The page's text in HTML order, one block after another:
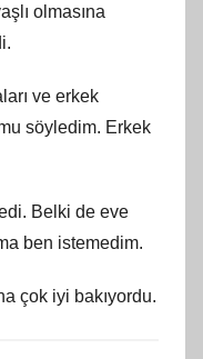
olmasına
ve erkek
söyledim. Erkek
Belki de eve
ben istemedim.
çok iyi bakıyordu.